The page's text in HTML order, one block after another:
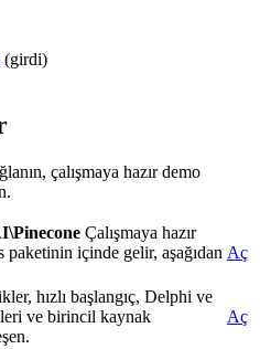
(girdi)
çalışmaya hazır demo
Çalışmaya hazır
içinde gelir, aşağıdan Aç
hızlı başlangıç, Delphi ve
ve birincil kaynak
Aç